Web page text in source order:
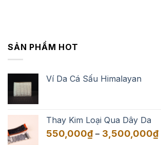
SẢN PHẨM HOT
Ví Da Cá Sấu Himalayan
Thay Kim Loại Qua Dây Da
550,000₫ – 3,500,000₫